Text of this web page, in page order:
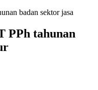
badan sektor jasa
PPh tahunan